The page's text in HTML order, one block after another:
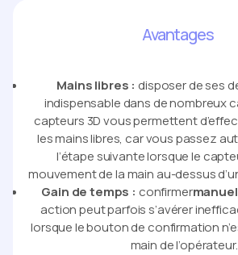
Avantages
Mains libres : disposer de ses
indispensable dans de nombreux
capteurs 3D vous permettent
les mains libres, car vous passez
l’étape suivante lorsque le
mouvement de la main au-dessus
Gain de temps : confirmer
action peut parfois s’avérer
lorsque le bouton de confirmation
main de l’opérateur.